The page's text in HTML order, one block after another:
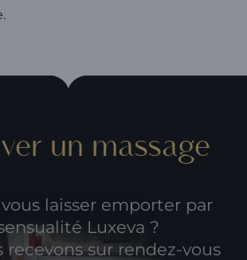
un massage
laisser emporter par
Luxeva ?
recevons sur rendez-vous